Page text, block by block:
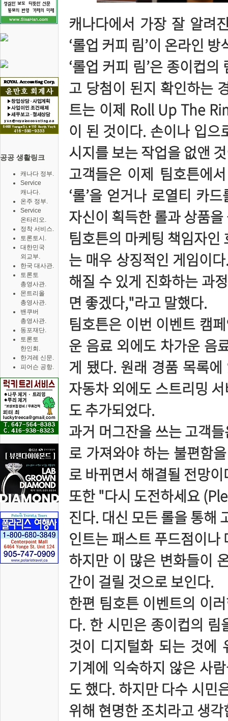
공공 생활링크
캐나다 정부.
Service
캐나다.
온주 정부.
Service
온타리오.
정착 서비스.
토론토시.
대한민국
외교부.
한국 대사관.
토론토
총영사관.
몬트리올
총영사관.
밴쿠버
총영사관.
동포재단.
토론토
한인회.
한겨레 신문.
피어슨 공항.
캐나다에서 가장 잘 알려
‘롤업 커피 림’이 온라인
‘롤업 커피 림’은 종이컵
고 당첨이 된지 확인하는
트는 이제 Roll Up The
이 된 것이다. 손이나 입으
시지를 보는 작업을 없앤
고객들은 이제 팀호튼에
‘롤’을 얻거나 로열티 카
자신이 획득한 롤과 상품
팀호튼의 마케팅 책임자인
는 매우 상징적인 게임이
해질 수 있게 진화하는 과
면 좋겠다,"라고 말했다.
팀호튼은 이번 이벤트 캠
운 음료 외에도 차가운 음
게 됐다. 원래 경품 목록
자동차 외에도 스트리밍
도 추가되었다.
과거 머그잔을 쓰는 고객
로 가져와야 하는 불편함
로 바뀌면서 해결될 전망이
또한 "다시 도전하세요
진다. 대신 모든 롤을 통해
인트는 패스트 푸드점이나
하지만 이 많은 변화들이
간이 걸릴 것으로 보인다.
한편 팀호튼 이벤트의 이
다. 한 시민은 종이컵의
것이 디지털화 되는 것에
기계에 익숙하지 않은 사
도 했다. 하지만 다수 시민
위해 현명한 조치라고 생